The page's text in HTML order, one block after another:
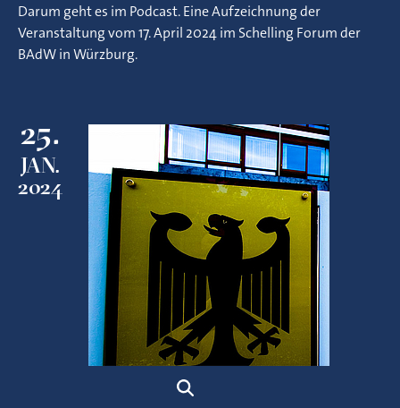
Suche
Darum geht es im Podcast. Eine Aufzeichnung der
Veranstaltung vom 17. April 2024 im Schelling Forum der
BAdW in Würzburg.
25.
JAN.
2024